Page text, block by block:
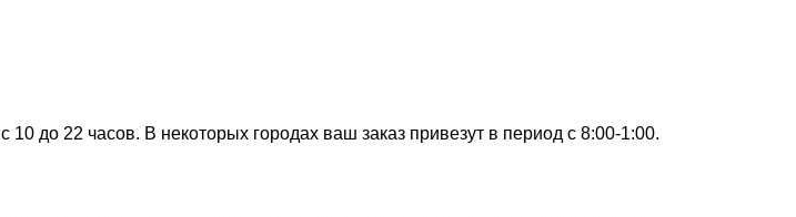
до 22 часов. В некоторых городах ваш заказ привезут в период с 8:00-1:00.